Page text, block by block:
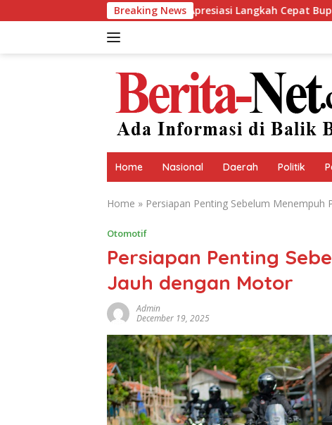
to
Breaking News
Karawang berikan Apresiasi Langkah Cepat Bupati Aep
Home Nasional Daerah Politik
Home » Persiapan Penting Sebelum Menempuh
Otomotif
Persiapan Penting
Jauh dengan Motor
Admin
December 19, 2025